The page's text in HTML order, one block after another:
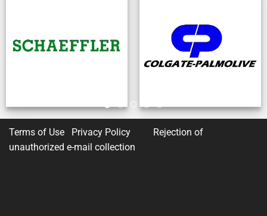
Terms of Use Privacy Policy
Rejection of
unauthorized e-mail collection